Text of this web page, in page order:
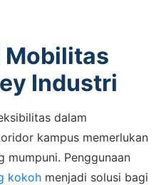
Mobilitas
Industri
dalam
kampus memerlukan
mumpuni. Penggunaan
kokoh menjadi solusi bagi